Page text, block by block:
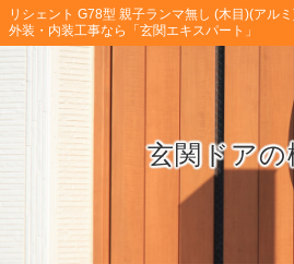
リシェント G78型 親子ランマ無し (木目)(アル
外装・内装工事なら「玄関エキスパート」
玄関ドアの